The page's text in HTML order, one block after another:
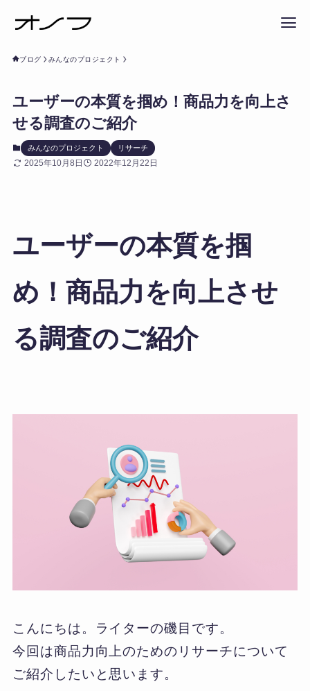
ブログ みんなのプロジェクト
ユーザーの本質を掴め！商品力を向上さ
せる調査のご紹介
みんなのプロジェクト リサーチ
2025年10月8日 2022年12月22日
ユーザーの本質を掴
め！商品力を向上させ
る調査のご紹介
こんにちは。ライターの磯目です。
今回は商品力向上のためのリサーチについて
ご紹介したいと思います。